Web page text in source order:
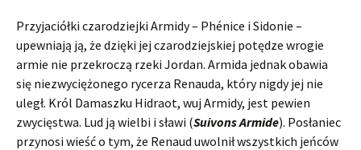
Przyjaciółki czarodziejki Armidy – Phénice i Sidonie –
upewniają ją, że dzięki jej czarodziejskiej potędze wrogie
armie nie przekroczą rzeki Jordan. Armida jednak obawia
się niezwyciężonego rycerza Renauda, który nigdy jej nie
uległ. Król Damaszku Hidraot, wuj Armidy, jest pewien
zwycięstwa. Lud ją wielbi i sławi (Suivons Armide). Posłaniec
przynosi wieść o tym, że Renaud uwolnił wszystkich jeńców